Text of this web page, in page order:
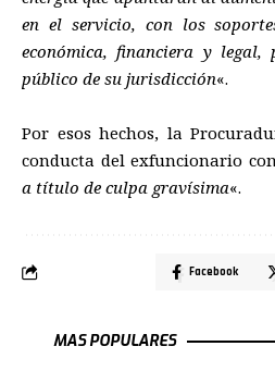
en el servicio, con los
económica, financiera y
público de su jurisdicción«.
Por esos hechos, la
conducta del exfuncionario
a título de culpa gravísima«.
Facebook
MAS POPULARES